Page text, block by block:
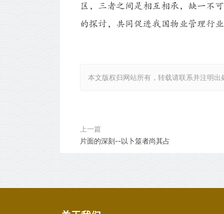
区，三者之间是相互相承，缺一不
的探讨，共同促进我国物业管理行
本文版权归网站所有，转载请联系并注明
上一篇
片面的深刻--以卜筮者尚其占